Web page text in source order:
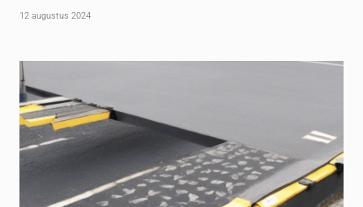
12 augustus 2024